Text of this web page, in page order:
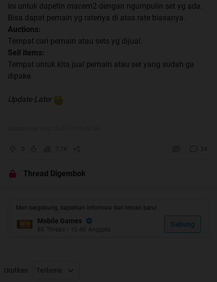
Ini untuk dapetin macem2 dengan ngumpulin set yg ada.
Bisa dapat pemain yg ratenya di atas rate biasanya.
Auctions:
Tempat cari pemain atau sets yg dijual.
Sell items:
Tempat untuk kita jual pemain atau set yang sudah ga
dipake.
Update Later
7.1K 24
Thread Digembok
Mari bergabung, dapatkan informasi dan teman baru!
Mobile Games
8K Thread • 10.4K Anggota
Gabung
Urutkan Terlama